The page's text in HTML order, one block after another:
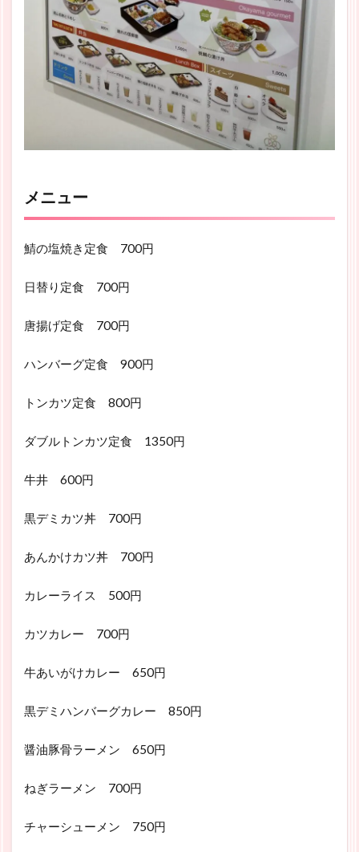
メニュー
鯖の塩焼き定食 700円
日替り定食 700円
唐揚げ定食 700円
ハンバーグ定食 900円
トンカツ定食 800円
ダブルトンカツ定食 1350円
牛井 600円
黒デミカツ丼 700円
あんかけカツ丼 700円
カレーライス 500円
カツカレー 700円
牛あいがけカレー 650円
黒デミハンバーグカレー 850円
醤油豚骨ラーメン 650円
ねぎラーメン 700円
チャーシューメン 750円